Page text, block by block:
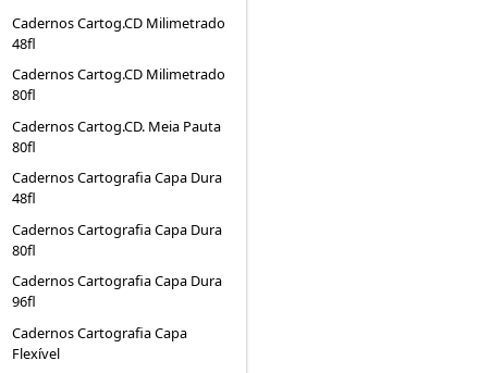
Cadernos Cartog.CD Milimetrado
48fl
Cadernos Cartog.CD Milimetrado
80fl
Cadernos Cartog.CD. Meia Pauta
80fl
Cadernos Cartografia Capa Dura
48fl
Cadernos Cartografia Capa Dura
80fl
Cadernos Cartografia Capa Dura
96fl
Cadernos Cartografia Capa
Flexível